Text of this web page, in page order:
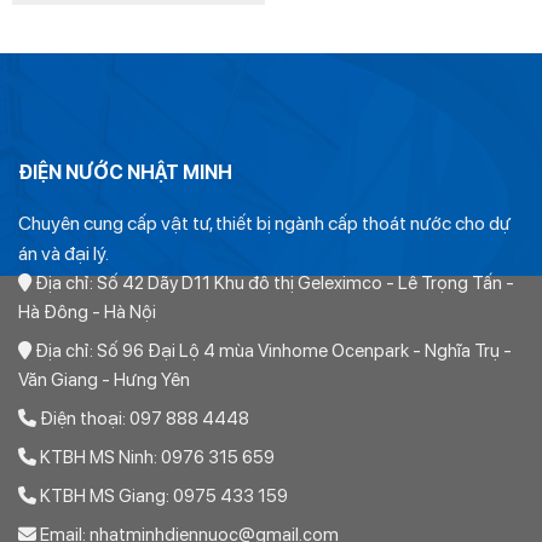
GiáỐng Nhựa PVC D21 Class 1 Europipe
Niêm Yết9.600đ/m
ĐIỆN NƯỚC NHẬT MINH
Chuyên cung cấp vật tư, thiết bị ngành cấp thoát nước cho dự
án và đại lý.
Địa chỉ: Số 42 Dãy D11 Khu đô thị Geleximco - Lê Trọng Tấn -
Hà Đông - Hà Nội
Địa chỉ: Số 96 Đại Lộ 4 mùa Vinhome Ocenpark - Nghĩa Trụ -
Văn Giang - Hưng Yên
Điện thoại: 097 888 4448
KTBH MS Ninh: 0976 315 659
KTBH MS Giang: 0975 433 159
Email: nhatminhdiennuoc@gmail.com